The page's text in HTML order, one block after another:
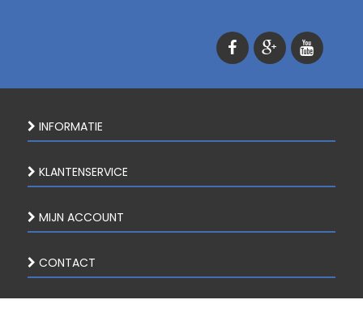
INFORMATIE
KLANTENSERVICE
MIJN ACCOUNT
CONTACT